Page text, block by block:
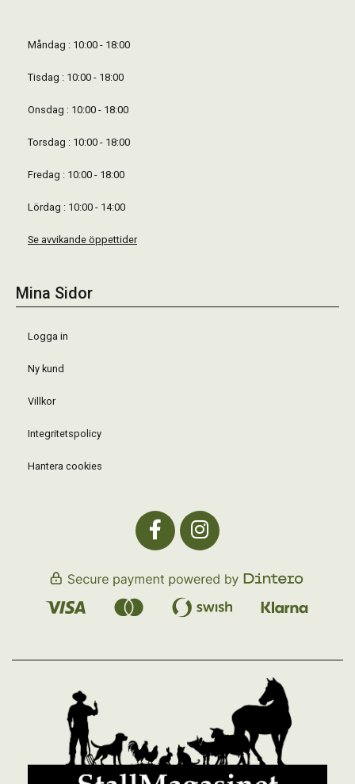
Måndag : 10:00 - 18:00
Tisdag : 10:00 - 18:00
Onsdag : 10:00 - 18:00
Torsdag : 10:00 - 18:00
Fredag : 10:00 - 18:00
Lördag : 10:00 - 14:00
Se avvikande öppettider
Mina Sidor
Logga in
Ny kund
Villkor
Integritetspolicy
Hantera cookies